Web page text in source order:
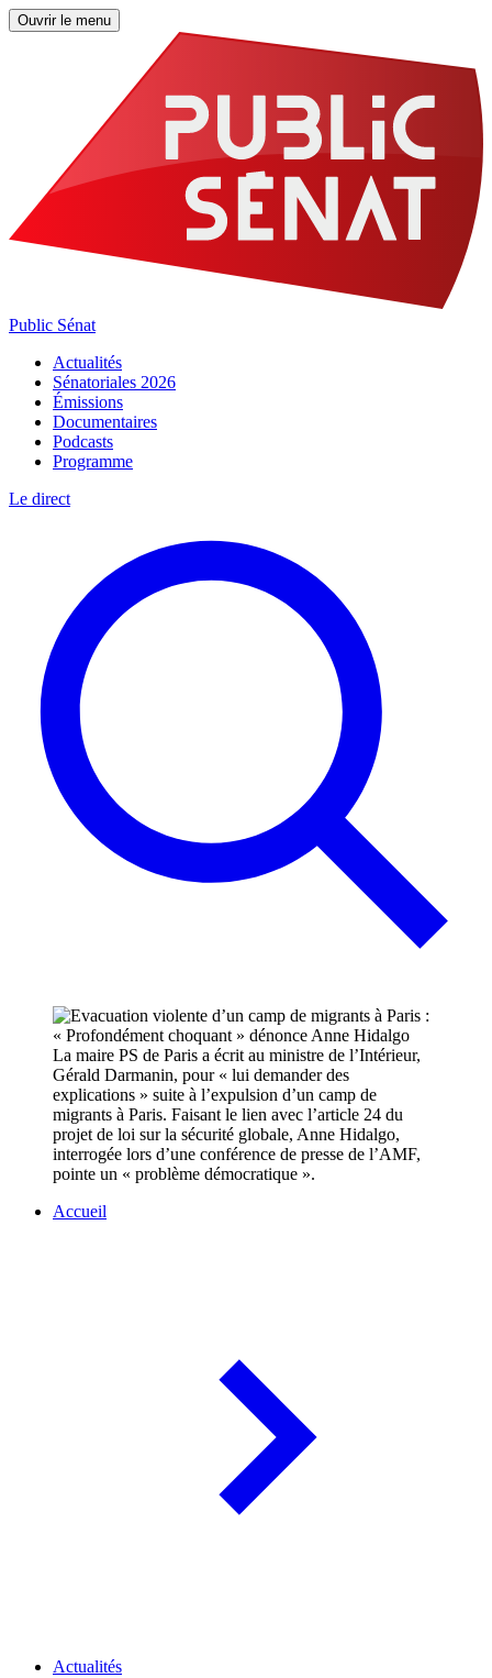
Ouvrir le menu
Public Sénat
Actualités
Sénatoriales 2026
Émissions
Documentaires
Podcasts
Programme
Le direct
La maire PS de Paris a écrit au ministre de l’Intérieur,
Gérald Darmanin, pour « lui demander des
explications » suite à l’expulsion d’un camp de
migrants à Paris. Faisant le lien avec l’article 24 du
projet de loi sur la sécurité globale, Anne Hidalgo,
interrogée lors d’une conférence de presse de l’AMF,
pointe un « problème démocratique ».
Accueil
Actualités